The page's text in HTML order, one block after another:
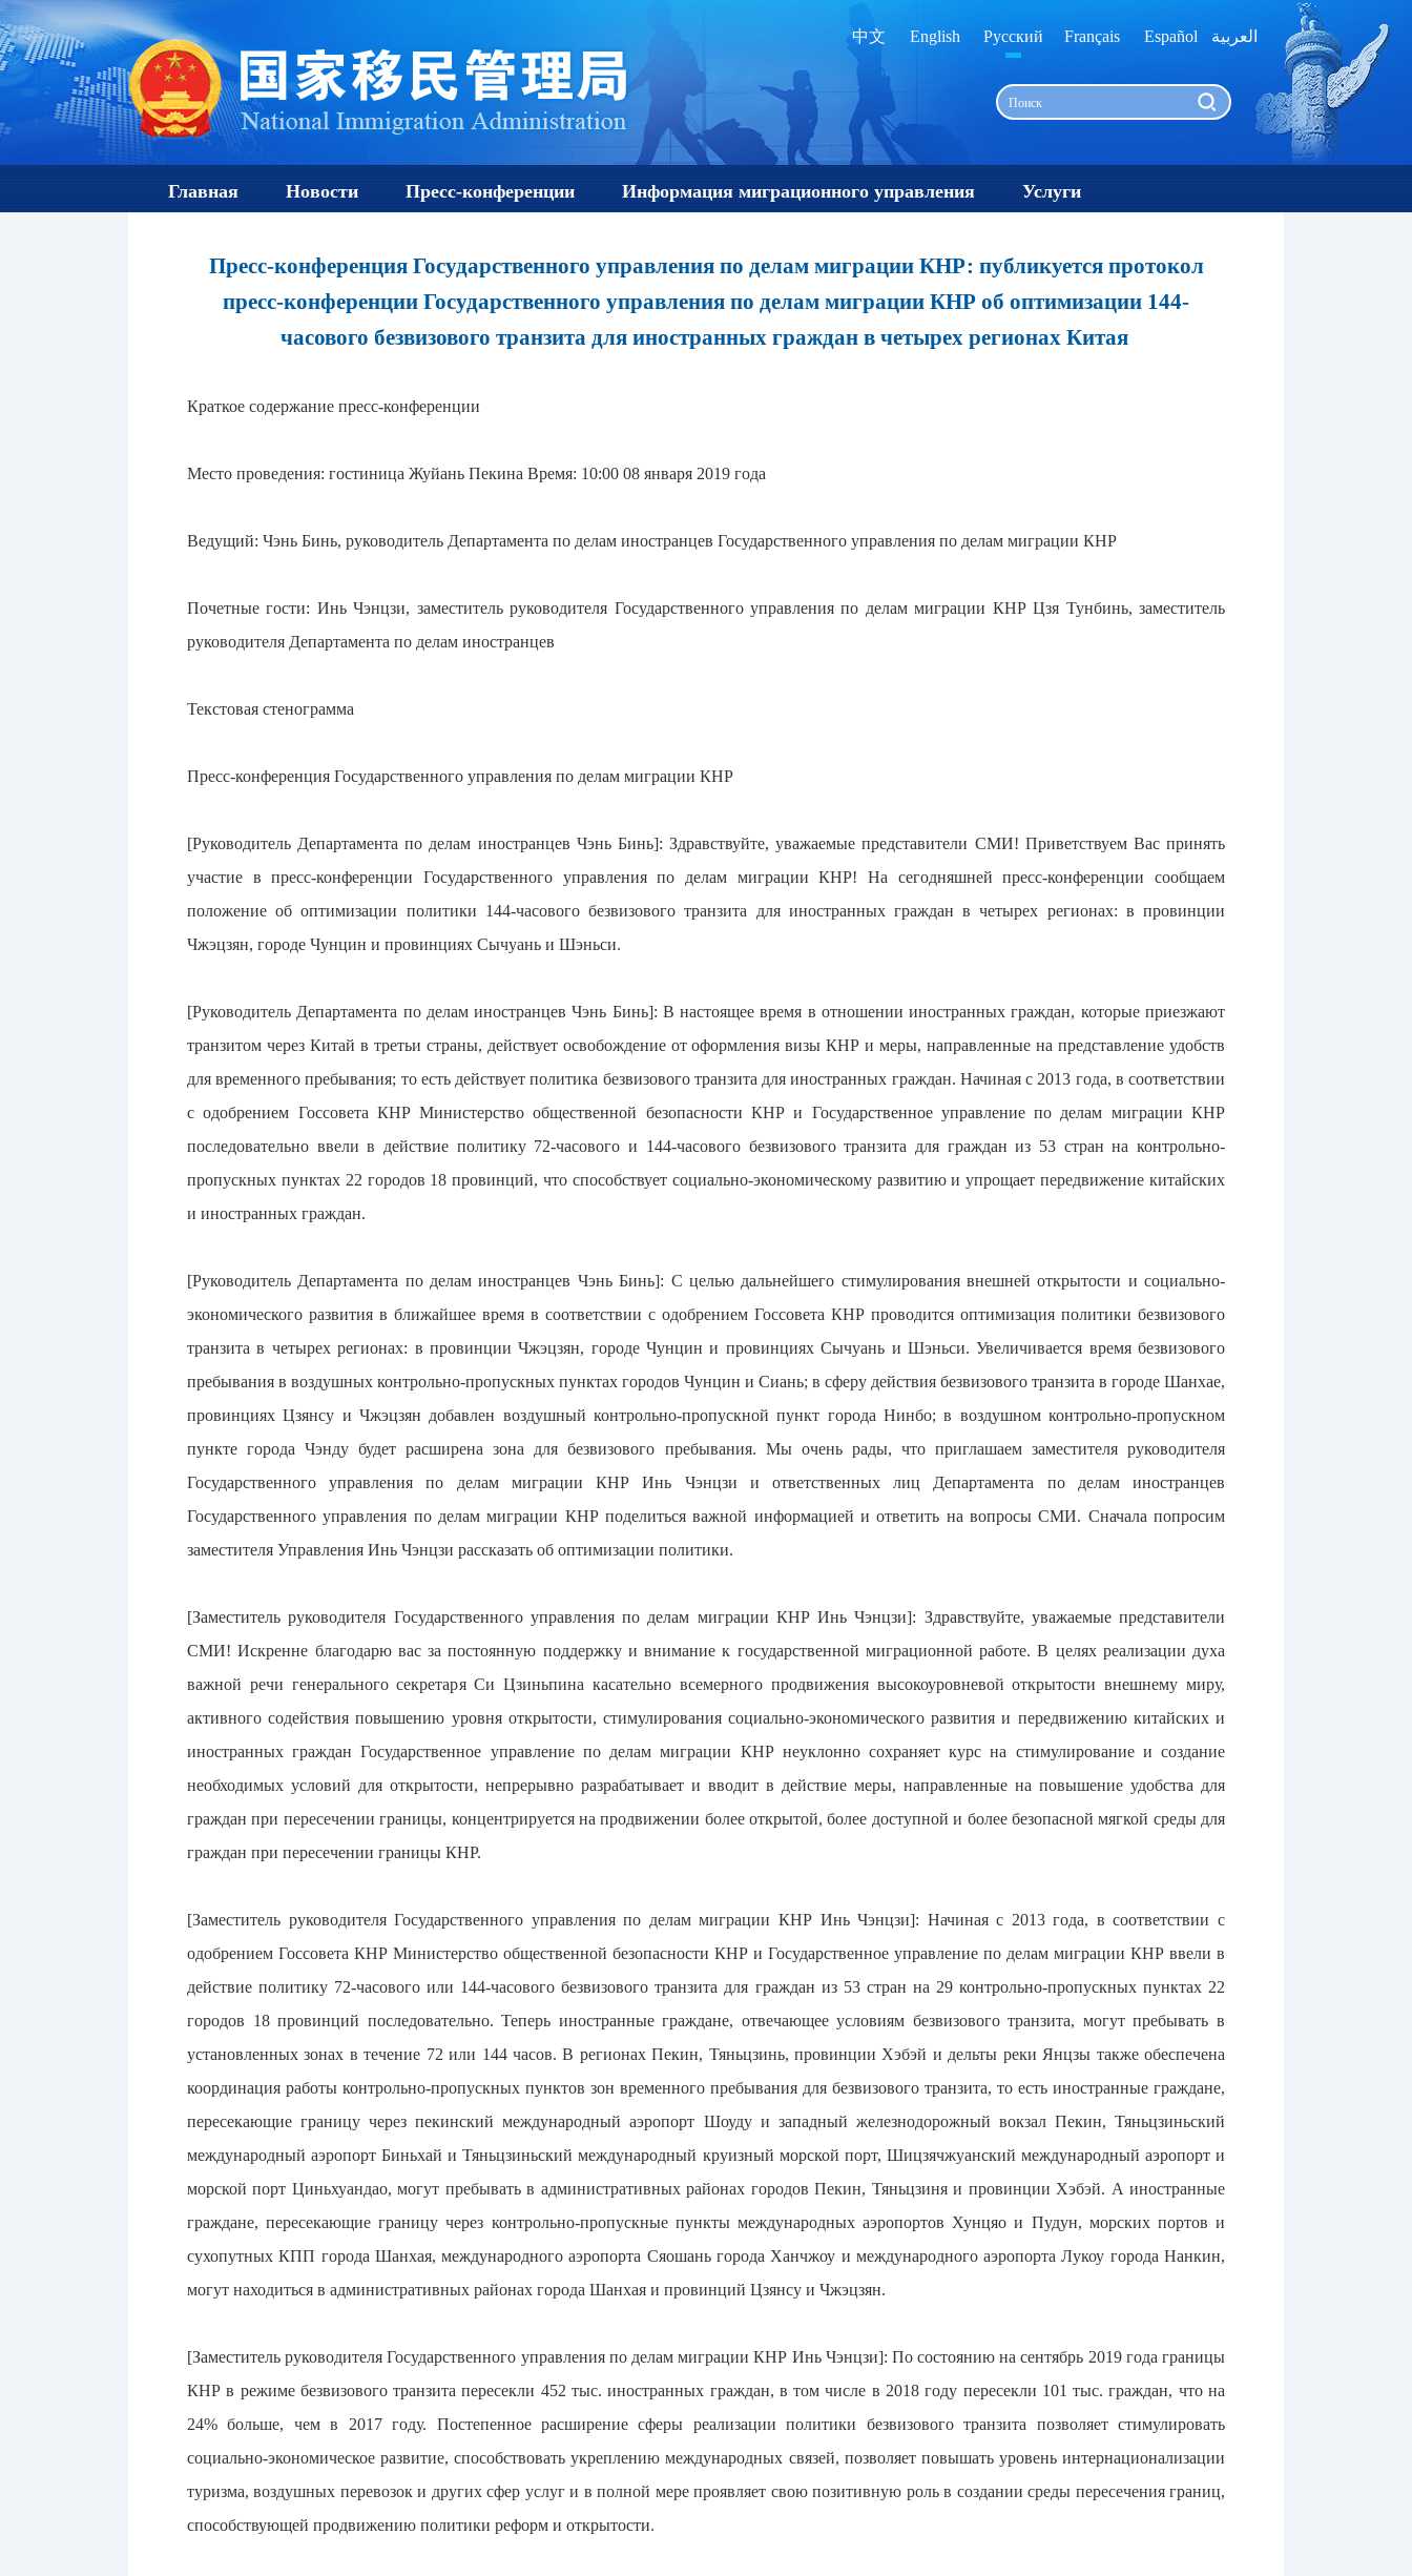
中文 English Русский Français Español العربية
Главная Новости Пресс-конференции Информация миграционного управления Услуги
Пресс-конференция Государственного управления по делам миграции КНР: публикуется протокол
пресс-конференции Государственного управления по делам миграции КНР об оптимизации 144-
часового безвизового транзита для иностранных граждан в четырех регионах Китая
Краткое содержание пресс-конференции
Место проведения: гостиница Жуйань Пекина Время: 10:00 08 января 2019 года
Ведущий: Чэнь Бинь, руководитель Департамента по делам иностранцев Государственного управления по делам миграции КНР
Почетные гости: Инь Чэнцзи, заместитель руководителя Государственного управления по делам миграции КНР Цзя Тунбинь, заместитель
руководителя Департамента по делам иностранцев
Текстовая стенограмма
Пресс-конференция Государственного управления по делам миграции КНР
[Руководитель Департамента по делам иностранцев Чэнь Бинь]: Здравствуйте, уважаемые представители СМИ! Приветствуем Вас принять
участие в пресс-конференции Государственного управления по делам миграции КНР! На сегодняшней пресс-конференции сообщаем
положение об оптимизации политики 144-часового безвизового транзита для иностранных граждан в четырех регионах: в провинции
Чжэцзян, городе Чунцин и провинциях Сычуань и Шэньси.
[Руководитель Департамента по делам иностранцев Чэнь Бинь]: В настоящее время в отношении иностранных граждан, которые приезжают
транзитом через Китай в третьи страны, действует освобождение от оформления визы КНР и меры, направленные на представление удобств
для временного пребывания; то есть действует политика безвизового транзита для иностранных граждан. Начиная с 2013 года, в соответствии
с одобрением Госсовета КНР Министерство общественной безопасности КНР и Государственное управление по делам миграции КНР
последовательно ввели в действие политику 72-часового и 144-часового безвизового транзита для граждан из 53 стран на контрольно-
пропускных пунктах 22 городов 18 провинций, что способствует социально-экономическому развитию и упрощает передвижение китайских
и иностранных граждан.
[Руководитель Департамента по делам иностранцев Чэнь Бинь]: С целью дальнейшего стимулирования внешней открытости и социально-
экономического развития в ближайшее время в соответствии с одобрением Госсовета КНР проводится оптимизация политики безвизового
транзита в четырех регионах: в провинции Чжэцзян, городе Чунцин и провинциях Сычуань и Шэньси. Увеличивается время безвизового
пребывания в воздушных контрольно-пропускных пунктах городов Чунцин и Сиань; в сферу действия безвизового транзита в городе Шанхае,
провинциях Цзянсу и Чжэцзян добавлен воздушный контрольно-пропускной пункт города Нинбо; в воздушном контрольно-пропускном
пункте города Чэнду будет расширена зона для безвизового пребывания. Мы очень рады, что приглашаем заместителя руководителя
Государственного управления по делам миграции КНР Инь Чэнцзи и ответственных лиц Департамента по делам иностранцев
Государственного управления по делам миграции КНР поделиться важной информацией и ответить на вопросы СМИ. Сначала попросим
заместителя Управления Инь Чэнцзи рассказать об оптимизации политики.
[Заместитель руководителя Государственного управления по делам миграции КНР Инь Чэнцзи]: Здравствуйте, уважаемые представители
СМИ! Искренне благодарю вас за постоянную поддержку и внимание к государственной миграционной работе. В целях реализации духа
важной речи генерального секретаря Си Цзиньпина касательно всемерного продвижения высокоуровневой открытости внешнему миру,
активного содействия повышению уровня открытости, стимулирования социально-экономического развития и передвижению китайских и
иностранных граждан Государственное управление по делам миграции КНР неуклонно сохраняет курс на стимулирование и создание
необходимых условий для открытости, непрерывно разрабатывает и вводит в действие меры, направленные на повышение удобства для
граждан при пересечении границы, концентрируется на продвижении более открытой, более доступной и более безопасной мягкой среды для
граждан при пересечении границы КНР.
[Заместитель руководителя Государственного управления по делам миграции КНР Инь Чэнцзи]: Начиная с 2013 года, в соответствии с
одобрением Госсовета КНР Министерство общественной безопасности КНР и Государственное управление по делам миграции КНР ввели в
действие политику 72-часового или 144-часового безвизового транзита для граждан из 53 стран на 29 контрольно-пропускных пунктах 22
городов 18 провинций последовательно. Теперь иностранные граждане, отвечающее условиям безвизового транзита, могут пребывать в
установленных зонах в течение 72 или 144 часов. В регионах Пекин, Тяньцзинь, провинции Хэбэй и дельты реки Янцзы также обеспечена
координация работы контрольно-пропускных пунктов зон временного пребывания для безвизового транзита, то есть иностранные граждане,
пересекающие границу через пекинский международный аэропорт Шоуду и западный железнодорожный вокзал Пекин, Тяньцзиньский
международный аэропорт Биньхай и Тяньцзиньский международный круизный морской порт, Шицзячжуанский международный аэропорт и
морской порт Циньхуандао, могут пребывать в административных районах городов Пекин, Тяньцзиня и провинции Хэбэй. А иностранные
граждане, пересекающие границу через контрольно-пропускные пункты международных аэропортов Хунцяо и Пудун, морских портов и
сухопутных КПП города Шанхая, международного аэропорта Сяошань города Ханчжоу и международного аэропорта Лукоу города Нанкин,
могут находиться в административных районах города Шанхая и провинций Цзянсу и Чжэцзян.
[Заместитель руководителя Государственного управления по делам миграции КНР Инь Чэнцзи]: По состоянию на сентябрь 2019 года границы
КНР в режиме безвизового транзита пересекли 452 тыс. иностранных граждан, в том числе в 2018 году пересекли 101 тыс. граждан, что на
24% больше, чем в 2017 году. Постепенное расширение сферы реализации политики безвизового транзита позволяет стимулировать
социально-экономическое развитие, способствовать укреплению международных связей, позволяет повышать уровень интернационализации
туризма, воздушных перевозок и других сфер услуг и в полной мере проявляет свою позитивную роль в создании среды пересечения границ,
способствующей продвижению политики реформ и открытости.